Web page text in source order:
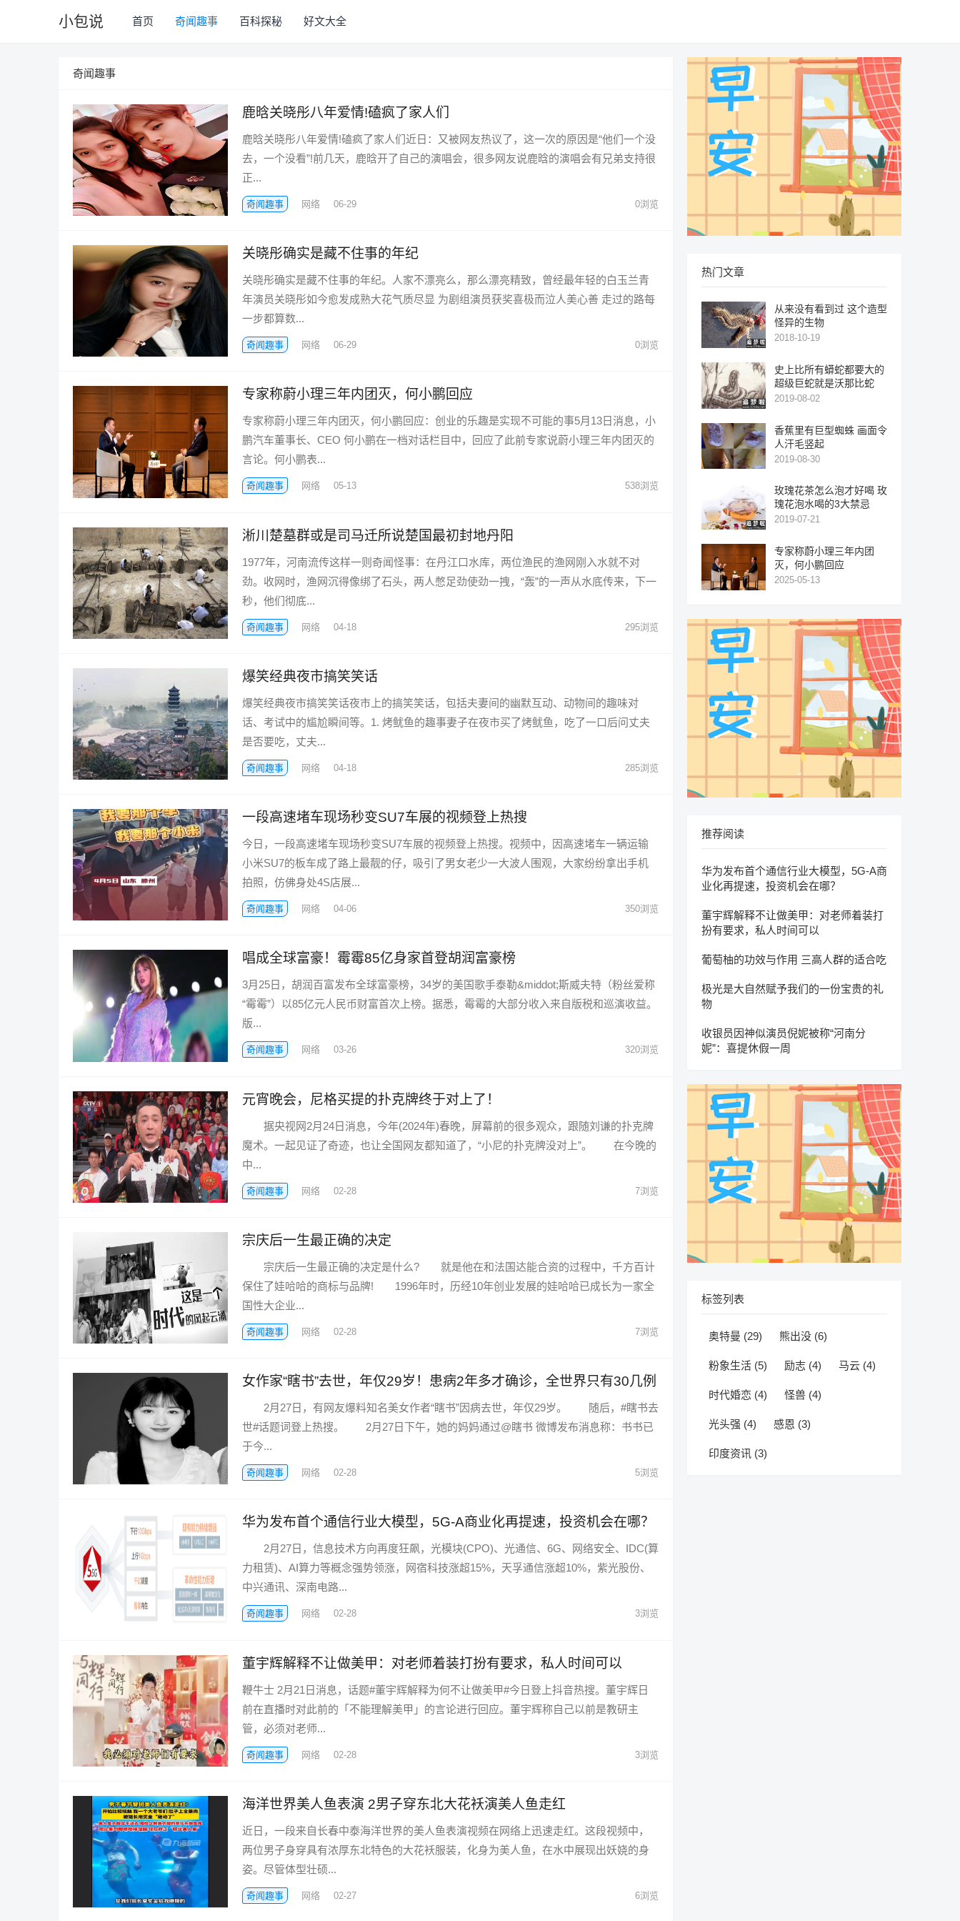
小包说 首页 奇闻趣事 百科探秘 好文大全
奇闻趣事
鹿晗关晓彤八年爱情!磕疯了家人们
鹿晗关晓彤八年爱情!磕疯了家人们近日：又被网友热议了，这一次的原因是“他们一个没
去，一个没看”!前几天，鹿晗开了自己的演唱会，很多网友说鹿晗的演唱会有兄弟支持很
正...
奇闻趣事 网络 06-29 0浏览
关晓彤确实是藏不住事的年纪
关晓彤确实是藏不住事的年纪。人家不漂亮么，那么漂亮精致，曾经最年轻的白玉兰青
年演员关晓彤如今愈发成熟大花气质尽显 为剧组演员获奖喜极而泣人美心善 走过的路每
一步都算数...
奇闻趣事 网络 06-29 0浏览
专家称蔚小理三年内团灭，何小鹏回应
专家称蔚小理三年内团灭，何小鹏回应：创业的乐趣是实现不可能的事5月13日消息，小
鹏汽车董事长、CEO 何小鹏在一档对话栏目中，回应了此前专家说蔚小理三年内团灭的
言论。何小鹏表...
奇闻趣事 网络 05-13 538浏览
淅川楚墓群或是司马迁所说楚国最初封地丹阳
1977年，河南流传这样一则奇闻怪事：在丹江口水库，两位渔民的渔网刚入水就不对
劲。收网时，渔网沉得像绑了石头，两人憋足劲使劲一拽，“轰”的一声从水底传来，下一
秒，他们彻底...
奇闻趣事 网络 04-18 295浏览
爆笑经典夜市搞笑笑话
爆笑经典夜市搞笑笑话夜市上的搞笑笑话，包括夫妻间的幽默互动、动物间的趣味对
话、考试中的尴尬瞬间等。1. 烤鱿鱼的趣事妻子在夜市买了烤鱿鱼，吃了一口后问丈夫
是否要吃，丈夫...
奇闻趣事 网络 04-18 285浏览
一段高速堵车现场秒变SU7车展的视频登上热搜
今日，一段高速堵车现场秒变SU7车展的视频登上热搜。视频中，因高速堵车一辆运输
小米SU7的板车成了路上最靓的仔，吸引了男女老少一大波人围观，大家纷纷拿出手机
拍照，仿佛身处4S店展...
奇闻趣事 网络 04-06 350浏览
唱成全球富豪！霉霉85亿身家首登胡润富豪榜
3月25日，胡润百富发布全球富豪榜，34岁的美国歌手泰勒&middot;斯威夫特（粉丝爱称
“霉霉”）以85亿元人民币财富首次上榜。据悉，霉霉的大部分收入来自版税和巡演收益。
版...
奇闻趣事 网络 03-26 320浏览
元宵晚会，尼格买提的扑克牌终于对上了！
据央视网2月24日消息，今年(2024年)春晚，屏幕前的很多观众，跟随刘谦的扑克牌
魔术。一起见证了奇迹，也让全国网友都知道了，“小尼的扑克牌没对上”。 在今晚的
中...
奇闻趣事 网络 02-28 7浏览
宗庆后一生最正确的决定
宗庆后一生最正确的决定是什么? 就是他在和法国达能合资的过程中，千方百计
保住了娃哈哈的商标与品牌! 1996年时，历经10年创业发展的娃哈哈已成长为一家全
国性大企业...
奇闻趣事 网络 02-28 7浏览
女作家“瞎书”去世，年仅29岁！患病2年多才确诊，全世界只有30几例
2月27日，有网友爆料知名美女作者“瞎书”因病去世，年仅29岁。 随后，#瞎书去
世#话题词登上热搜。 2月27日下午，她的妈妈通过@瞎书 微博发布消息称：书书已
于今...
奇闻趣事 网络 02-28 5浏览
华为发布首个通信行业大模型，5G-A商业化再提速，投资机会在哪？
2月27日，信息技术方向再度狂飙，光模块(CPO)、光通信、6G、网络安全、IDC(算
力租赁)、AI算力等概念强势领涨，网宿科技涨超15%，天孚通信涨超10%，紫光股份、
中兴通讯、深南电路...
奇闻趣事 网络 02-28 3浏览
董宇辉解释不让做美甲：对老师着装打扮有要求，私人时间可以
鞭牛士 2月21日消息，话题#董宇辉解释为何不让做美甲#今日登上抖音热搜。董宇辉日
前在直播时对此前的「不能理解美甲」的言论进行回应。董宇辉称自己以前是教研主
管，必须对老师...
奇闻趣事 网络 02-28 3浏览
海洋世界美人鱼表演 2男子穿东北大花袄演美人鱼走红
近日，一段来自长春中泰海洋世界的美人鱼表演视频在网络上迅速走红。这段视频中，
两位男子身穿具有浓厚东北特色的大花袄服装，化身为美人鱼，在水中展现出妖娆的身
姿。尽管体型壮硕...
奇闻趣事 网络 02-27 6浏览
热门文章
从来没有看到过 这个造型
怪异的生物
2018-10-19
史上比所有蟒蛇都要大的
超级巨蛇就是沃那比蛇
2019-08-02
香蕉里有巨型蜘蛛 画面令
人汗毛竖起
2019-08-30
玫瑰花茶怎么泡才好喝 玫
瑰花泡水喝的3大禁忌
2019-07-21
专家称蔚小理三年内团
灭，何小鹏回应
2025-05-13
推荐阅读
华为发布首个通信行业大模型，5G-A商
业化再提速，投资机会在哪？
董宇辉解释不让做美甲：对老师着装打
扮有要求，私人时间可以
葡萄柚的功效与作用 三高人群的适合吃
极光是大自然赋予我们的一份宝贵的礼
物
收银员因神似演员倪妮被称“河南分
妮”：喜提休假一周
标签列表
奥特曼 (29) 熊出没 (6)
粉象生活 (5) 励志 (4) 马云 (4)
时代婚恋 (4) 怪兽 (4)
光头强 (4) 感恩 (3)
印度资讯 (3)